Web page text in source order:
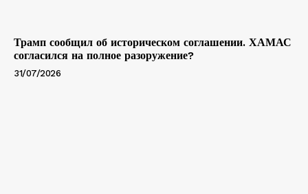
Трамп сообщил об историческом соглашении. ХАМАС
согласился на полное разоружение?
31/07/2026